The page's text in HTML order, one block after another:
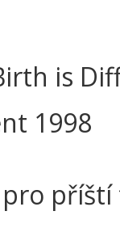
is
1998